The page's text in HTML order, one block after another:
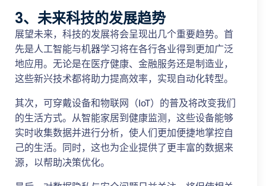
3、未来科技的发展趋势
展望未来，科技的发展将会呈现出几个重要趋势。首
先是人工智能与机器学习将在各行各业得到更加广泛
地应用。无论是在医疗健康、金融服务还是制造业，
这些新兴技术都将助力提高效率，实现自动化转型。
其次，可穿戴设备和物联网（IoT）的普及将改变我们
的生活方式。从智能家居到健康监测，这些设备能够
实时收集数据并进行分析，使人们更加便捷地掌控自
己的生活。同时，这也为企业提供了更丰富的数据来
源，以帮助决策优化。